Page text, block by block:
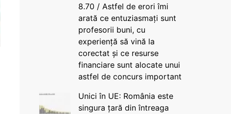
8.70 / Astfel de erori îmi
arată ce entuziasmați sunt
profesorii buni, cu
experiență să vină la
corectat și ce resurse
financiare sunt alocate unui
astfel de concurs important
Unici în UE: România este
singura țară din întreaga